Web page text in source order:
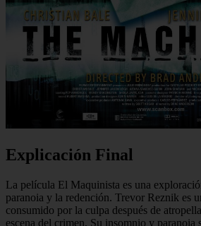
Explicación Final
La película El Maquinista es una
paranoia y la redención. Trevor Reznik es
consumido por la culpa después de
escena del crimen. Su insomnio y paranoia